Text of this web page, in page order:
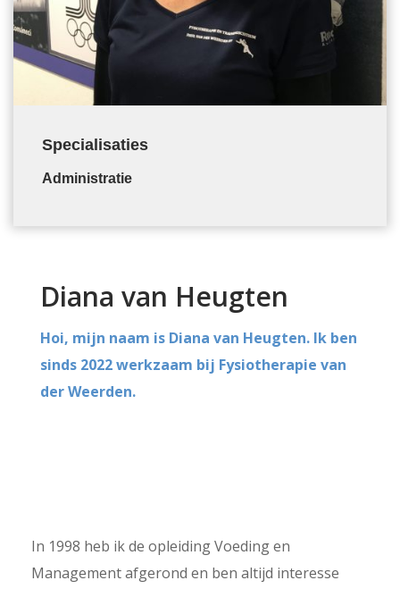
Specialisaties
Administratie
Diana van Heugten
Hoi, mijn naam is Diana van Heugten. Ik ben
sinds 2022 werkzaam bij Fysiotherapie van
der Weerden.
In 1998 heb ik de opleiding Voeding en
Management afgerond en ben altijd interesse